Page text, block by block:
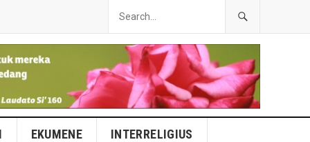
EKUMENE INTERRELIGIUS